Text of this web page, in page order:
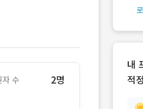
자 수 2명
내
적